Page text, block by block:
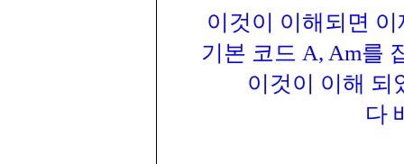
이것이 이해되면
기본 코드 A, Am를
이것이 이해 되
다